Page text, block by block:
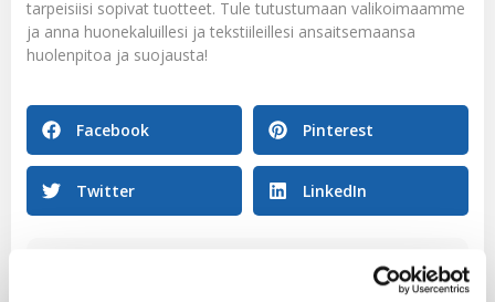
tarpeisiisi sopivat tuotteet. Tule tutustumaan valikoimaamme
ja anna huonekaluillesi ja tekstiileillesi ansaitsemaansa
huolenpitoa ja suojausta!
Facebook Pinterest
Twitter LinkedIn